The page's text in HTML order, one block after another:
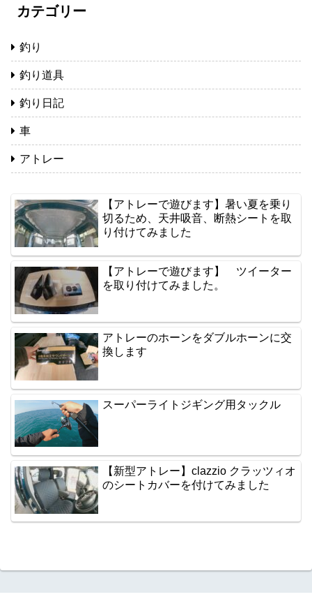
カテゴリー
釣り
釣り道具
釣り日記
車
アトレー
【アトレーで遊びます】暑い夏を乗り
切るため、天井吸音、断熱シートを取
り付けてみました
【アトレーで遊びます】 ツイーター
を取り付けてみました。
アトレーのホーンをダブルホーンに交
換します
スーパーライトジギング用タックル
【新型アトレー】clazzio クラッツィオ
のシートカバーを付けてみました